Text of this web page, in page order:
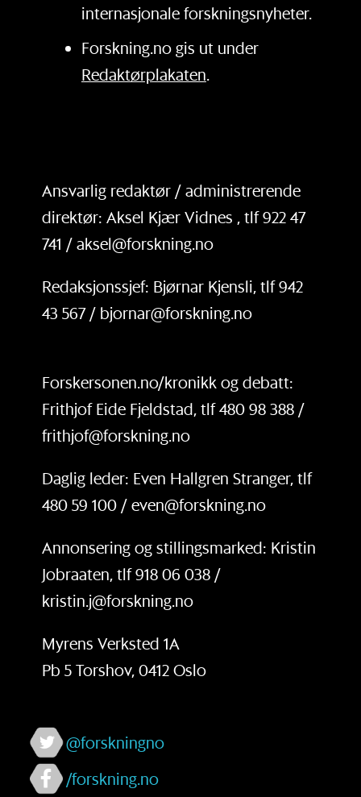
internasjonale forskningsnyheter.
Forskning.no gis ut under
Redaktørplakaten.
Ansvarlig redaktør / administrerende
direktør: Aksel Kjær Vidnes , tlf 922 47
741 / aksel@forskning.no
Redaksjonssjef: Bjørnar Kjensli, tlf 942
43 567 / bjornar@forskning.no
Forskersonen.no/kronikk og debatt:
Frithjof Eide Fjeldstad, tlf 480 98 388 /
frithjof@forskning.no
Daglig leder: Even Hallgren Stranger, tlf
480 59 100 / even@forskning.no
Annonsering og stillingsmarked: Kristin
Jobraaten, tlf 918 06 038 /
kristin.j@forskning.no
Myrens Verksted 1A
Pb 5 Torshov, 0412 Oslo
@forskningno
/forskning.no